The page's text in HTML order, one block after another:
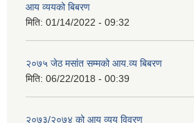
आय व्ययको बिबरण
मिति: 01/14/2022 - 09:32
२०७५ जेठ मसांत सम्मको आय.व्य बिबरण
मिति: 06/22/2018 - 00:39
२०७३/२०७४ को आय व्यय विवरण